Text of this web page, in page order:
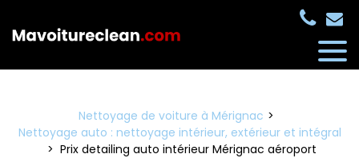
Nettoyage de voiture à Mérignac
Nettoyage auto : nettoyage intérieur, extérieur et intégral
Prix detailing auto intérieur Mérignac aéroport